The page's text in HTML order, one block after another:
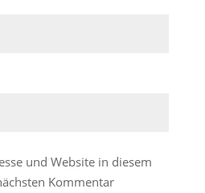
und Website in diesem
Kommentar